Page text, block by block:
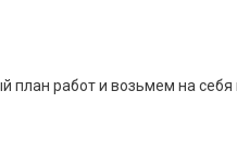
план работ и возьмем на себя